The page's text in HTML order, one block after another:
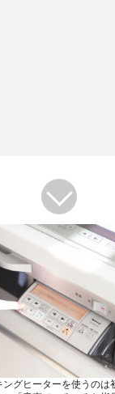
ングヒーターを使うのは